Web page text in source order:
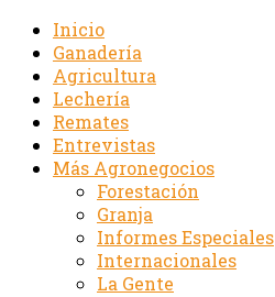
Inicio
Ganadería
Agricultura
Lechería
Remates
Entrevistas
Más Agronegocios
Forestación
Granja
Informes Especiales
Internacionales
La Gente